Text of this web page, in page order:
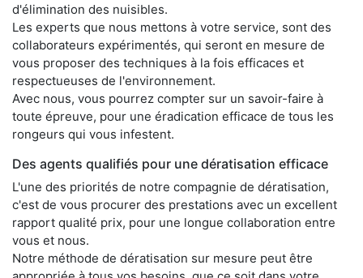
d'élimination des nuisibles.
Les experts que nous mettons à votre service, sont des
collaborateurs expérimentés, qui seront en mesure de
vous proposer des techniques à la fois efficaces et
respectueuses de l'environnement.
Avec nous, vous pourrez compter sur un savoir-faire à
toute épreuve, pour une éradication efficace de tous les
rongeurs qui vous infestent.
Des agents qualifiés pour une dératisation efficace
L'une des priorités de notre compagnie de dératisation,
c'est de vous procurer des prestations avec un excellent
rapport qualité prix, pour une longue collaboration entre
vous et nous.
Notre méthode de dératisation sur mesure peut être